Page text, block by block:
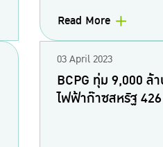
Read More
03 April 2023
BCPG ทุ่ม 9,000 ล้
ไฟฟ้าก๊าซสหรัฐ